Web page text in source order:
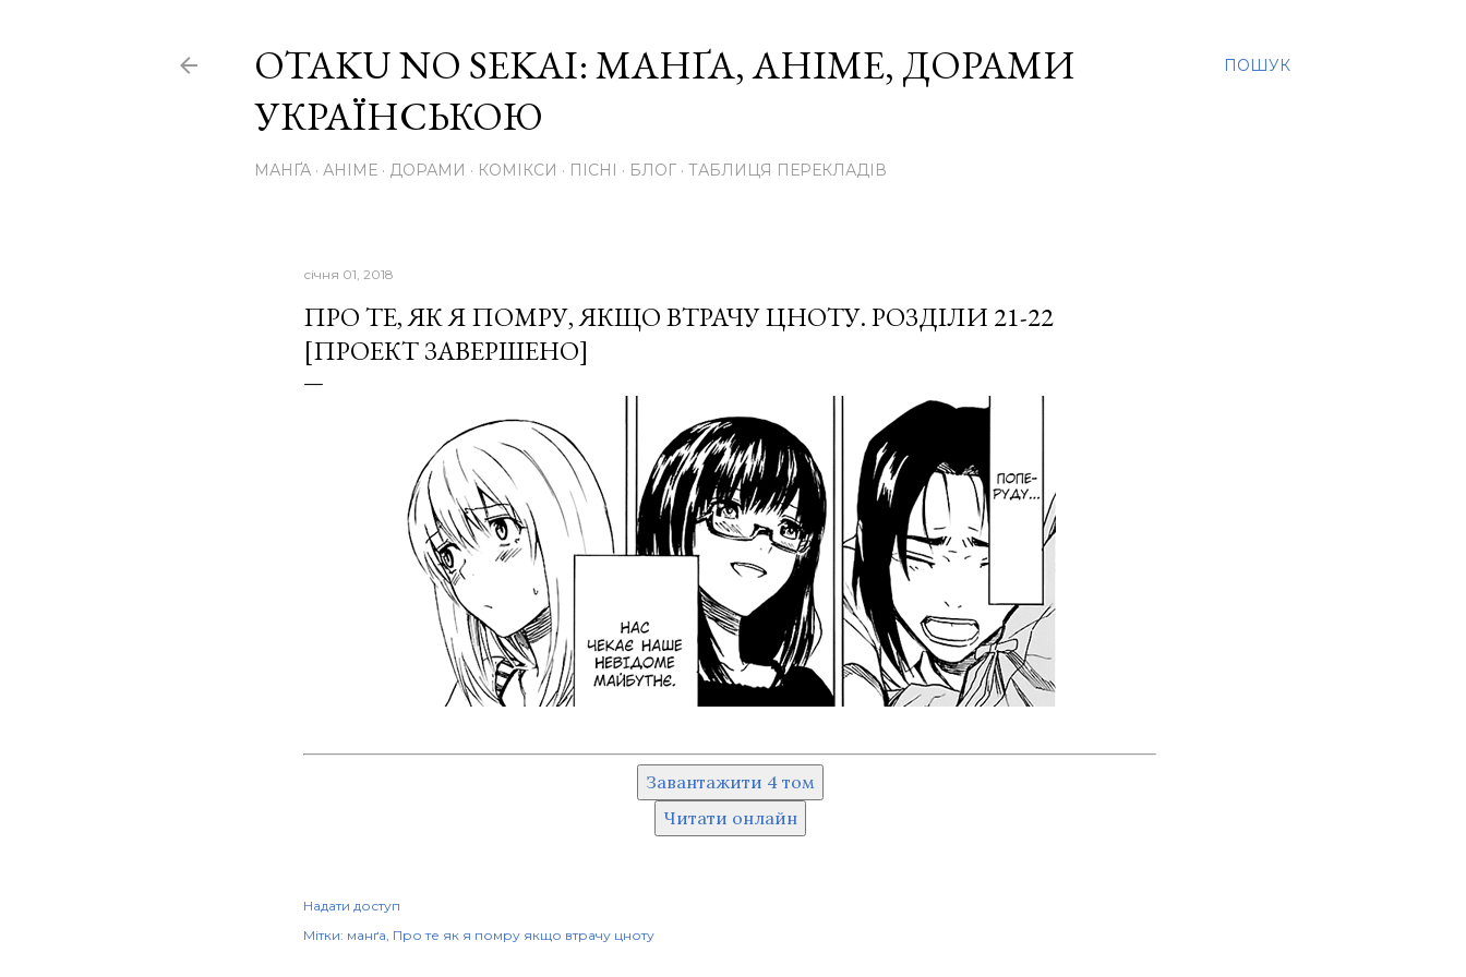
ПОШУК
OTAKU NO SEKAI: МАНҐА, АНІМЕ, ДОРАМИ
УКРАЇНСЬКОЮ
МАНҐА АНІМЕ ДОРАМИ КОМІКСИ ПІСНІ БЛОГ ТАБЛИЦЯ ПЕРЕКЛАДІВ
січня 01, 2018
ПРО ТЕ, ЯК Я ПОМРУ, ЯКЩО ВТРАЧУ ЦНОТУ. РОЗДІЛИ 21-22
[ПРОЕКТ ЗАВЕРШЕНО]
Завантажити 4 том
Читати онлайн
Надати доступ
Мітки: манґа Про те як я помру якщо втрачу цноту